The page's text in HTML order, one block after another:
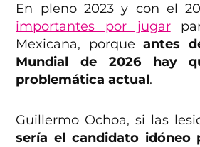
En pleno 2023 y con el
importantes por jugar
Mexicana, porqueantes
Mundial de 2026 hay
problemática actual.
Guillermo Ochoa, si las
sería el candidato idóneo